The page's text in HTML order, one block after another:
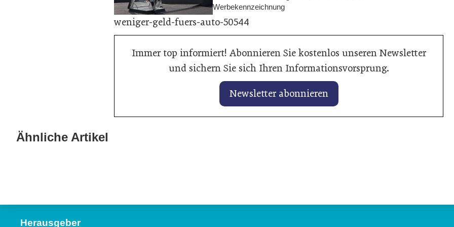
Werbekennzeichnung
weniger-geld-fuers-auto-50544
Immer top informiert! Abonnieren Sie kostenlos unseren Newsletter
und sichern Sie sich Ihren Informationsvorsprung.
Newsletter abonnieren
Ähnliche Artikel
Banner vertieft Zusammenarbeit
25. Januar 2026
Gabriel Felbermayr analysiert
Herausgeber